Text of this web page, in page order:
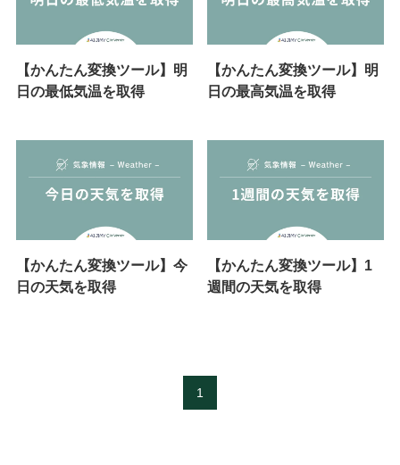
【かんたん変換ツール】明
日の最低気温を取得
【かんたん変換ツール】明
日の最高気温を取得
【かんたん変換ツール】今
日の天気を取得
【かんたん変換ツール】1
週間の天気を取得
1